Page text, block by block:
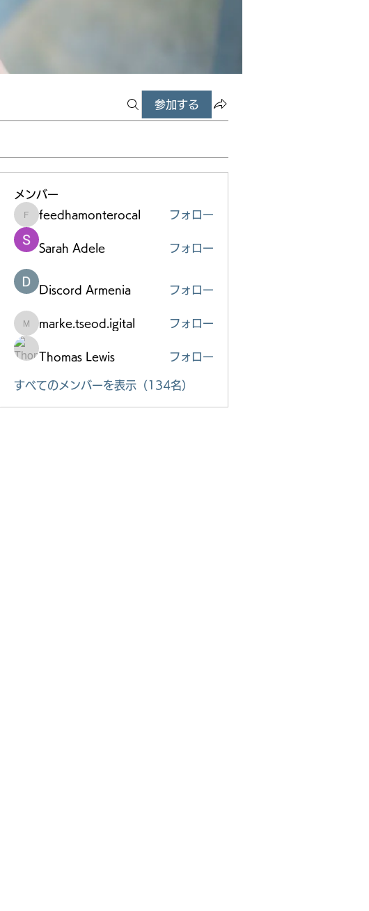
参加する
メンバー
feedhamonterocal
feedhamonterocal フォロー
Sarah Adele フォロー
Discord Armenia フォロー
marke.tseod.igital
marke.tseod.igital フォロー
Thomas Lewis フォロー
すべてのメンバーを表示（134名）